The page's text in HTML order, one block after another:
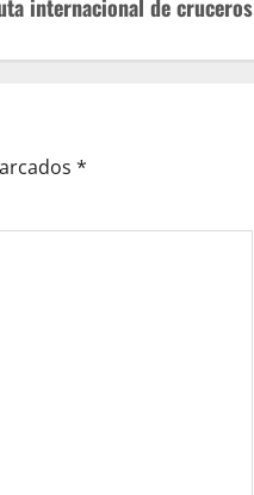
internacional de cruceros
*